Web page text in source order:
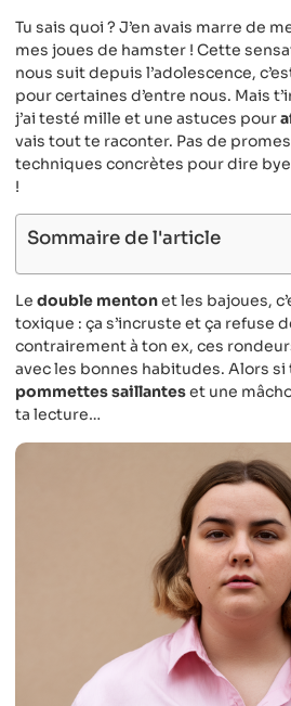
Tu sais quoi ? J’en avais marre de
mes joues de hamster ! Cette
nous suit depuis l’adolescence,
pour certaines d’entre nous. Mais
j’ai testé mille et une astuces pour
vais tout te raconter. Pas de
techniques concrètes pour dire
!
Sommaire de l'article
Le double mentonet les bajoues,
toxique : ça s’incruste et ça refuse
contrairement à ton ex, ces
avec les bonnes habitudes. Alors si
pommettes saillanteset une
ta lecture…